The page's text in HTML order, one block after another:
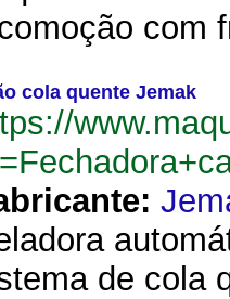
com
cola quente Jemak
de cola